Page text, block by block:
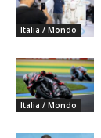
Italia / Mondo
Italia / Mondo